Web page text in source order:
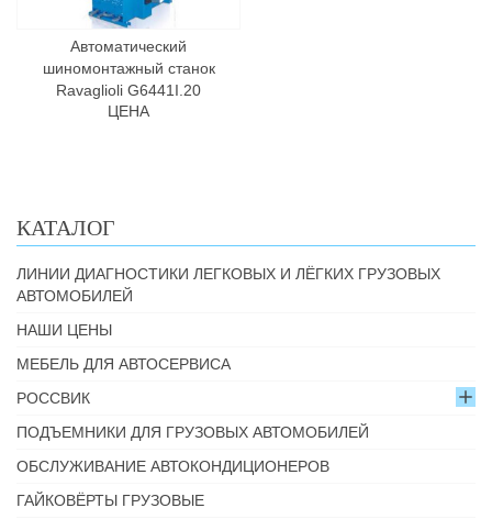
Автоматический
шиномонтажный станок
Ravaglioli G6441I.20
ЦЕНА
КАТАЛОГ
ЛИНИИ ДИАГНОСТИКИ ЛЕГКОВЫХ И ЛЁГКИХ ГРУЗОВЫХ
АВТОМОБИЛЕЙ
НАШИ ЦЕНЫ
МЕБЕЛЬ ДЛЯ АВТОСЕРВИСА
РОССВИК
ПОДЪЕМНИКИ ДЛЯ ГРУЗОВЫХ АВТОМОБИЛЕЙ
ОБСЛУЖИВАНИЕ АВТОКОНДИЦИОНЕРОВ
ГАЙКОВЁРТЫ ГРУЗОВЫЕ